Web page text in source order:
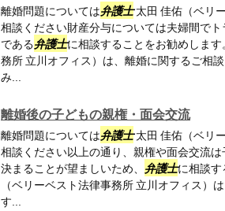
離婚問題については弁護士太田 佳佑（ベリ
相談ください財産分与については夫婦間で
である弁護士に相談することをお勧めします。
務所 立川オフィス）は、離婚に関するご相
み...
離婚後の子どもの親権・面会交流
離婚問題については弁護士太田 佳佑（ベリ
相談ください以上の通り、親権や面会交流
決まることが望ましいため、 弁護士に相談す
（ベリーベスト法律事務所 立川オフィス）
す...